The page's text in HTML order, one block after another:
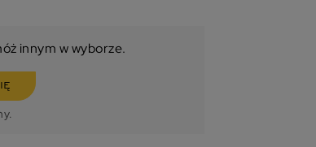
innym w wyborze.